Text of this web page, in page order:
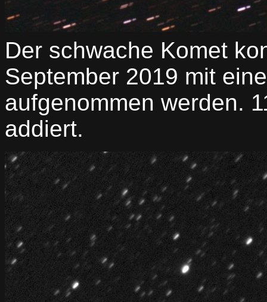
Der schwache Komet
September 2019 mit
aufgenommen werden.
addiert.